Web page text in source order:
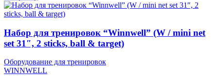
Набор для тренировок “Winnwell” (W / mini net
set 31″, 2 sticks, ball & target)
Оборудование для тренировок
WINNWELL